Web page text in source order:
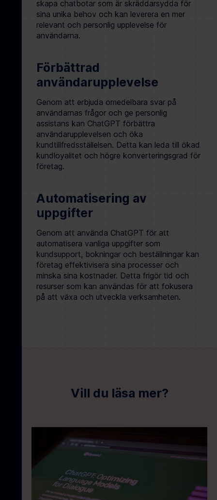
skapa chatbotar som är skräddarsydda för
sina unika behov och kan leverera en mer
relevant och personlig upplevelse för
användarna.
Förbättrad
användarupplevelse
Genom att erbjuda omedelbara svar på
användarnas frågor och ge personlig
assistans kan ChatGPT förbättra
användarupplevelsen och öka
kundtillfredsställelsen. Detta kan leda till ökad
kundloyalitet och högre konverteringsgrad för
företag.
Automatisering av
uppgifter
Genom att använda ChatGPT för att
automatisera vanliga uppgifter som
kundsupport, bokningar och beställningar kan
företag effektivisera sina processer och
minska sina kostnader. Detta frigör tid och
resurser som kan användas för att fokusera
på att växa och utveckla verksamheten.
Vill du läsa mer?